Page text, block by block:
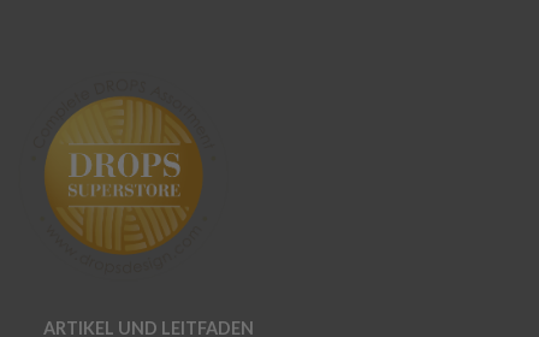
ARTIKEL UND LEITFADEN